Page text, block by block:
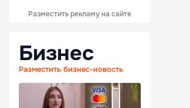
Разместить рекламу на сайте
Бизнес
Разместить бизнес-новость